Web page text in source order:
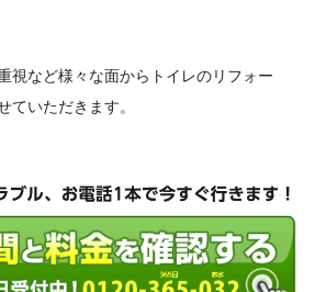
視など様々な面からトイレのリフォー
ていただきます。